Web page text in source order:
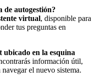
de autogestión?
virtual, disponible para
tus preguntas en
ubicado en la esquina
información útil,
el nuevo sistema.